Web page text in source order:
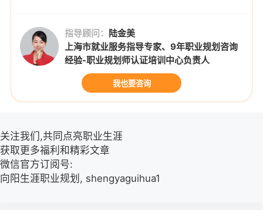
指导顾问： 陆金美
上海市就业服务指导专家、9年职业规划咨询
经验-职业规划师认证培训中心负责人
我也要咨询
关注我们,共同点亮职业生涯
获取更多福利和精彩文章
微信官方订阅号:
向阳生涯职业规划, shengyaguihua1